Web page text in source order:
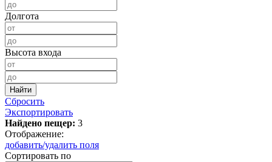
Долгота
Высота входа
Сбросить
Экспортировать
Найдено пещер: 3
Отображение:
добавить/удалить поля
Сортировать по